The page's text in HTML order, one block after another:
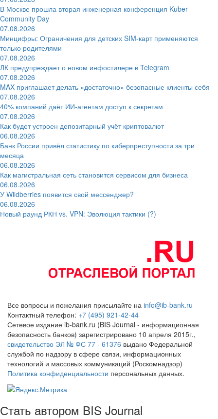
В Москве прошла вторая инженерная конференция Kuber
Community Day
07.08.2026
Минцифры: Ограничения для детских SIM-карт применяются
только родителями
07.08.2026
ЛК предупреждает о новом инфостилере в Telegram
07.08.2026
MAX приглашает делать «достаточно» безопасные клиенты себя
07.08.2026
40% компаний даёт ИИ‑агентам доступ к секретам
07.08.2026
Как будет устроен депозитарный учёт криптовалют
06.08.2026
Банк России привёл статистику по киберпреступности за три
месяца
06.08.2026
Как магистральная сеть становится сервисом для бизнеса
06.08.2026
У Wildberries появится свой мессенджер?
06.08.2026
Новый раунд РКН vs. VPN: Эволюция тактики (?)
Все вопросы и пожелания присылайте на info@ib-bank.ru
Контактный телефон: +7 (495) 921-42-44
Сетевое издание ib-bank.ru (BIS Journal - информационная
безопасность банков) зарегистрировано 10 апреля 2015г.,
свидетельство ЭЛ № ФС 77 - 61376 выдано Федеральной
службой по надзору в сфере связи, информационных
технологий и массовых коммуникаций (Роскомнадзор)
Политика конфиденциальности персональных данных.
Стать автором BIS Journal